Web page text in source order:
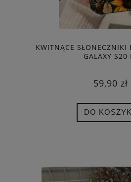
KWITNĄCE SŁONECZNIKI
GALAXY S20
59,90 zł
DO